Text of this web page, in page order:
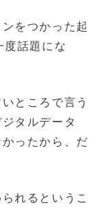
をつかった起
度話題にな
ところで言う
タルデータ
ったから、だ
れるというこ